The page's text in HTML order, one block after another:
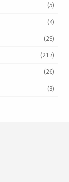
(5)
(4)
(29)
(217)
(26)
(3)